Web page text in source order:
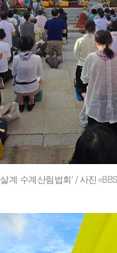
계 수계산림법회’ / 사진